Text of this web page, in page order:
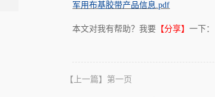
军用布基胶带产品信息.pdf
本文对我有帮助？我要 【分享】一下：
【上一篇】 第一页